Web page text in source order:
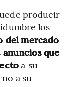
producir
los
del mercado
que
a su
a su